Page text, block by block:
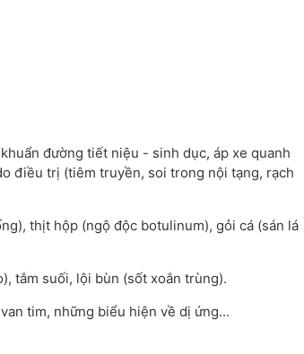
đường tiết niệu - sinh dục, áp xe quanh
điều trị (tiêm truyền, soi trong nội tạng, rạch
thịt hộp (ngộ độc botulinum), gỏi cá (sán lá
tắm suối, lội bùn (sốt xoắn trùng).
tim, những biểu hiện về dị ứng...